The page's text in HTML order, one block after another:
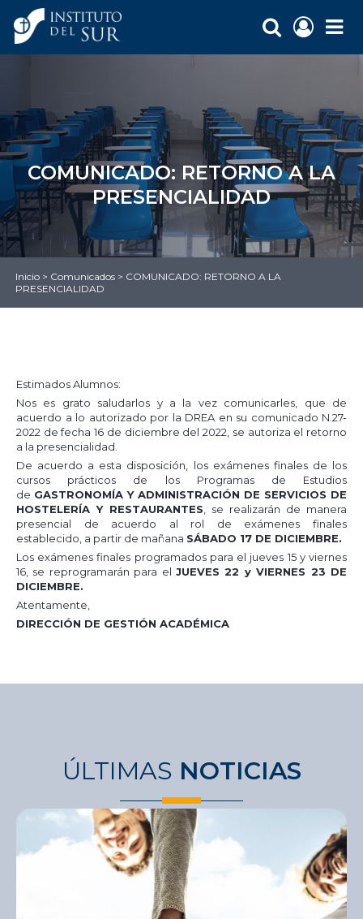
COMUNICADO: RETORNO A LA
PRESENCIALIDAD
Inicio > Comunicados > COMUNICADO: RETORNO A LA
PRESENCIALIDAD
Estimados Alumnos:
Nos es grato saludarlos y a la vez comunicarles, que de
acuerdo a lo autorizado por la DREA en su comunicado N.27-
2022 de fecha 16 de diciembre del 2022, se autoriza el retorno
a la presencialidad.
De acuerdo a esta disposición, los exámenes finales de los
cursos prácticos de los Programas de Estudios
de GASTRONOMÍA Y ADMINISTRACIÓN DE SERVICIOS DE
HOSTELERÍA Y RESTAURANTES, se realizarán de manera
presencial de acuerdo al rol de exámenes finales
establecido, a partir de mañana SÁBADO 17 DE DICIEMBRE.
Los exámenes finales programados para el jueves 15 y viernes
16, se reprogramarán para el JUEVES 22 y VIERNES 23 DE
DICIEMBRE.
Atentamente,
DIRECCIÓN DE GESTIÓN ACADÉMICA
ÚLTIMAS NOTICIAS